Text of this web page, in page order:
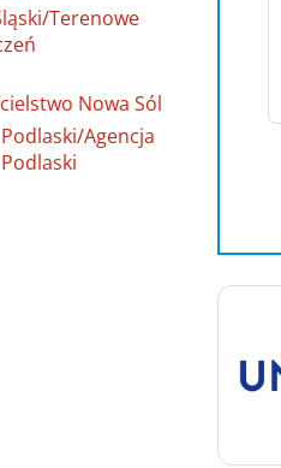
Terenowe
Nowa Sól
Agencja